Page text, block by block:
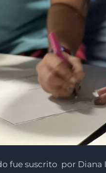
fue suscrito por Diana